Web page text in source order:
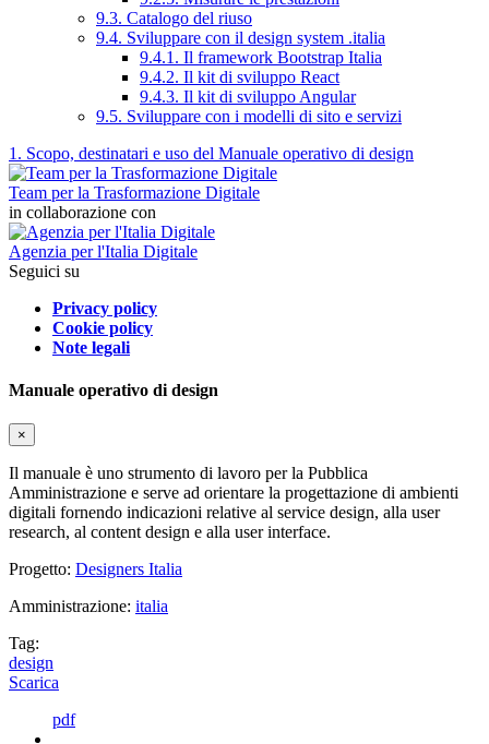
9.3. Catalogo del riuso
9.4. Sviluppare con il design system .italia
9.4.1. Il framework Bootstrap Italia
9.4.2. Il kit di sviluppo React
9.4.3. Il kit di sviluppo Angular
9.5. Sviluppare con i modelli di sito e servizi
1. Scopo, destinatari e uso del Manuale operativo di design
Team per la Trasformazione Digitale
in collaborazione con
Agenzia per l'Italia Digitale
Seguici su
Privacy policy
Cookie policy
Note legali
Manuale operativo di design
×
Il manuale è uno strumento di lavoro per la Pubblica
Amministrazione e serve ad orientare la progettazione di ambienti
digitali fornendo indicazioni relative al service design, alla user
research, al content design e alla user interface.
Progetto: Designers Italia
Amministrazione: italia
Tag:
design
Scarica
pdf